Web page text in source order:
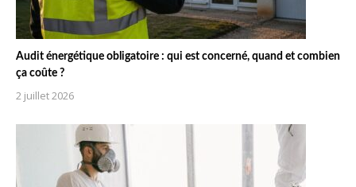
Audit énergétique obligatoire : qui est concerné, quand et combien
ça coûte ?
2 juillet 2026